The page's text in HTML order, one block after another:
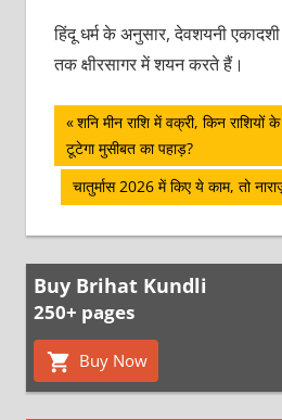
हिंदू धर्म के अनुसार, देवशयनी
तक क्षीरसागर में शयन करते हैं।
पोस्ट
नेविगेशन
Previous
Post:
शनि मीन राशि में वक्री, किन
टूटेगा मुसीबत का पहाड़?
Next
Post:
चातुर्मास 2026 में किए ये काम, तो
Buy Brihat Kundli
250+ pages
Buy Now